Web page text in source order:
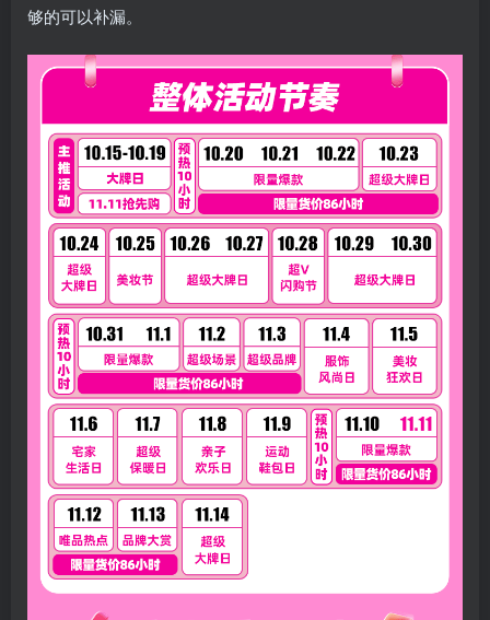
够的可以补漏。